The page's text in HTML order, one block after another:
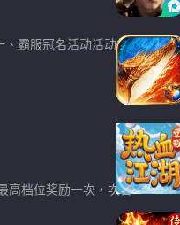
、霸服冠名活动活动规
高档位奖励一次，次日0
: